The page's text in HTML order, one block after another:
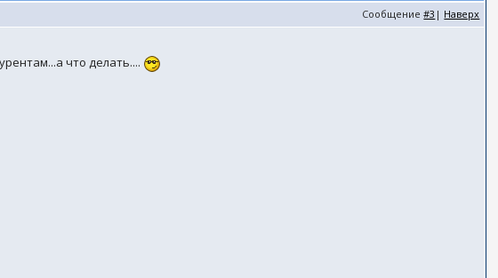
Сообщение#3 | Наверх
что делать....